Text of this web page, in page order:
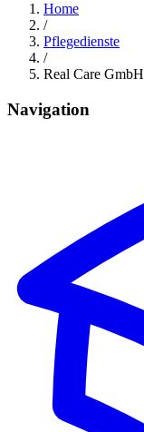
Home
/
Pflegedienste
/
Real Care GmbH
Navigation